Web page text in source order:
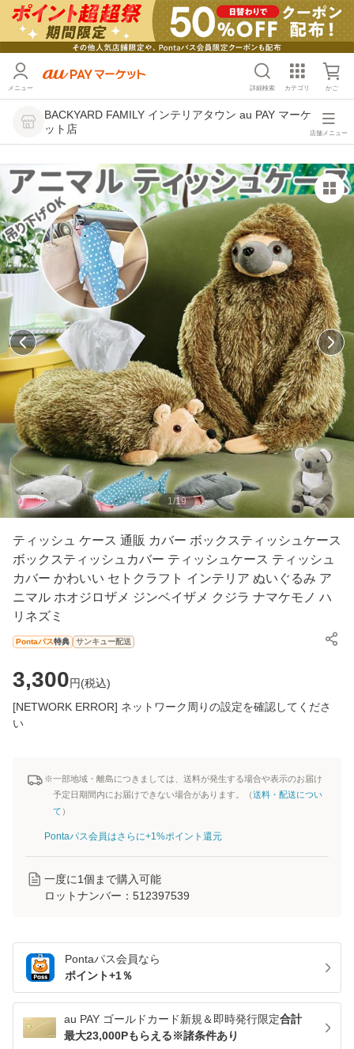
メニュー 詳細検索 カテゴリ かご
BACKYARD FAMILY インテリアタウン au PAY マーケ
ット店
店舗メニュー
1/19
ティッシュ ケース 通販 カバー ボックスティッシュケース
ボックスティッシュカバー ティッシュケース ティッシュ
カバー かわいい セトクラフト インテリア ぬいぐるみ ア
ニマル ホオジロザメ ジンベイザメ クジラ ナマケモノ ハ
リネズミ
Pontaパス特典 サンキュー配送
3,300円(税込)
[NETWORK ERROR] ネットワーク周りの設定を確認してくださ
い
※一部地域・離島につきましては、送料が発生する場合や表示のお届け
予定日期間内にお届けできない場合があります。（送料・配送につい
て ）
Pontaパス会員はさらに+1%ポイント還元
一度に1個まで購入可能
ロットナンバー： 512397539
Pontaパス会員なら
ポイント+1％
au PAY ゴールドカード新規＆即時発行限定合計
最大23,000Pもらえる※諸条件あり